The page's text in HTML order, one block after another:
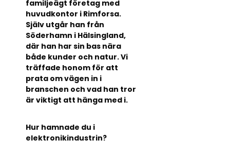
familjeägt företag med
huvudkontor i Rimforsa.
Själv utgår han från
Söderhamn i Hälsingland,
där han har sin bas nära
både kunder och natur. Vi
träffade honom för att
prata om vägen in i
branschen och vad han tror
är viktigt att hänga med i.
Hur hamnade du i
elektronikindustrin?